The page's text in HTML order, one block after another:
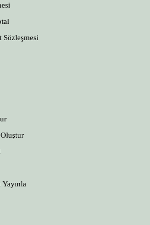
Sözleşmesi